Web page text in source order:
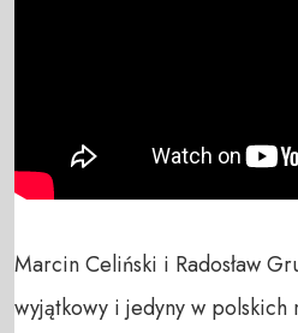
Marcin Celiński i Radosław
wyjątkowy i jedyny w